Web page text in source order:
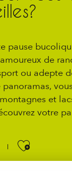
pause
de
ou adepte
et
votre